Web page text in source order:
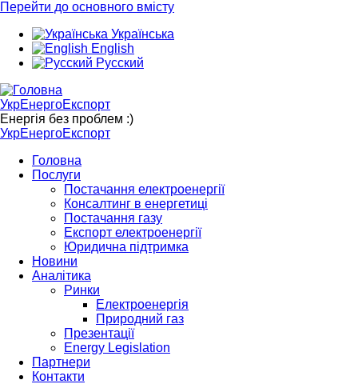
Перейти до основного вмісту
Українська
English
Русский
УкрЕнергоЕкспорт
Енергія без проблем :)
УкрЕнергоЕкспорт
Головна
Послуги
Постачання електроенергії
Консалтинг в енергетиці
Постачання газу
Експорт електроенергії
Юридична підтримка
Новини
Аналітика
Ринки
Електроенергія
Природний газ
Презентації
Energy Legislation
Партнери
Контакти